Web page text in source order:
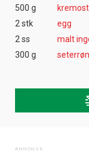
500 g
kremost
2 stk
egg
2 ss
malt
300 g